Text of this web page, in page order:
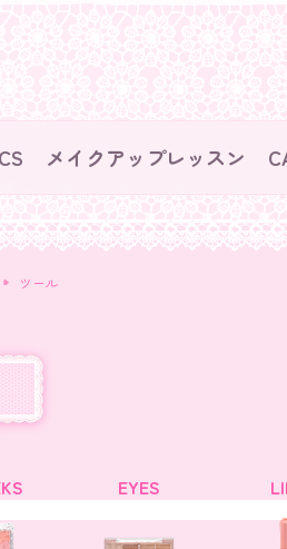
メイクアップレッスン
ツール
EYES